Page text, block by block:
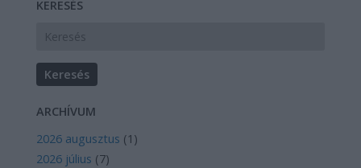
KERESÉS
ARCHÍVUM
2026 augusztus (1 )
2026 július (7)